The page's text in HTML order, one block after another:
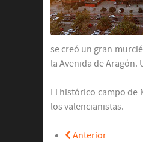
se creó un gran
la Avenida de Aragón.
El histórico campo de
los valencianistas.
Anterior